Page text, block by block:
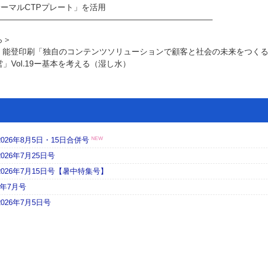
マルCTPプレート」を活用
登印刷「独自のコンテンツソリューションで顧客と社会の未来をつくる
Vol.19ー基本を考える（湿し水）
年8月5日・15日合併号 NEW
年7月25日号
年7月15日号【暑中特集号】
7月号
年7月5日号